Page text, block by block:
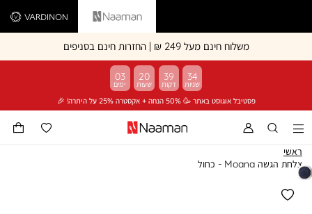
Vardinon Naaman
משלוח חינם מעל 249 ₪ | החזרות חינם בסניפים
פסטיבל אוגוסט באתר 🥳 50% הנחה + אקסטרה 25% על היתרה! 🎉
03 20 39 34
ראשי
צלחת הגשה Moana - כחול